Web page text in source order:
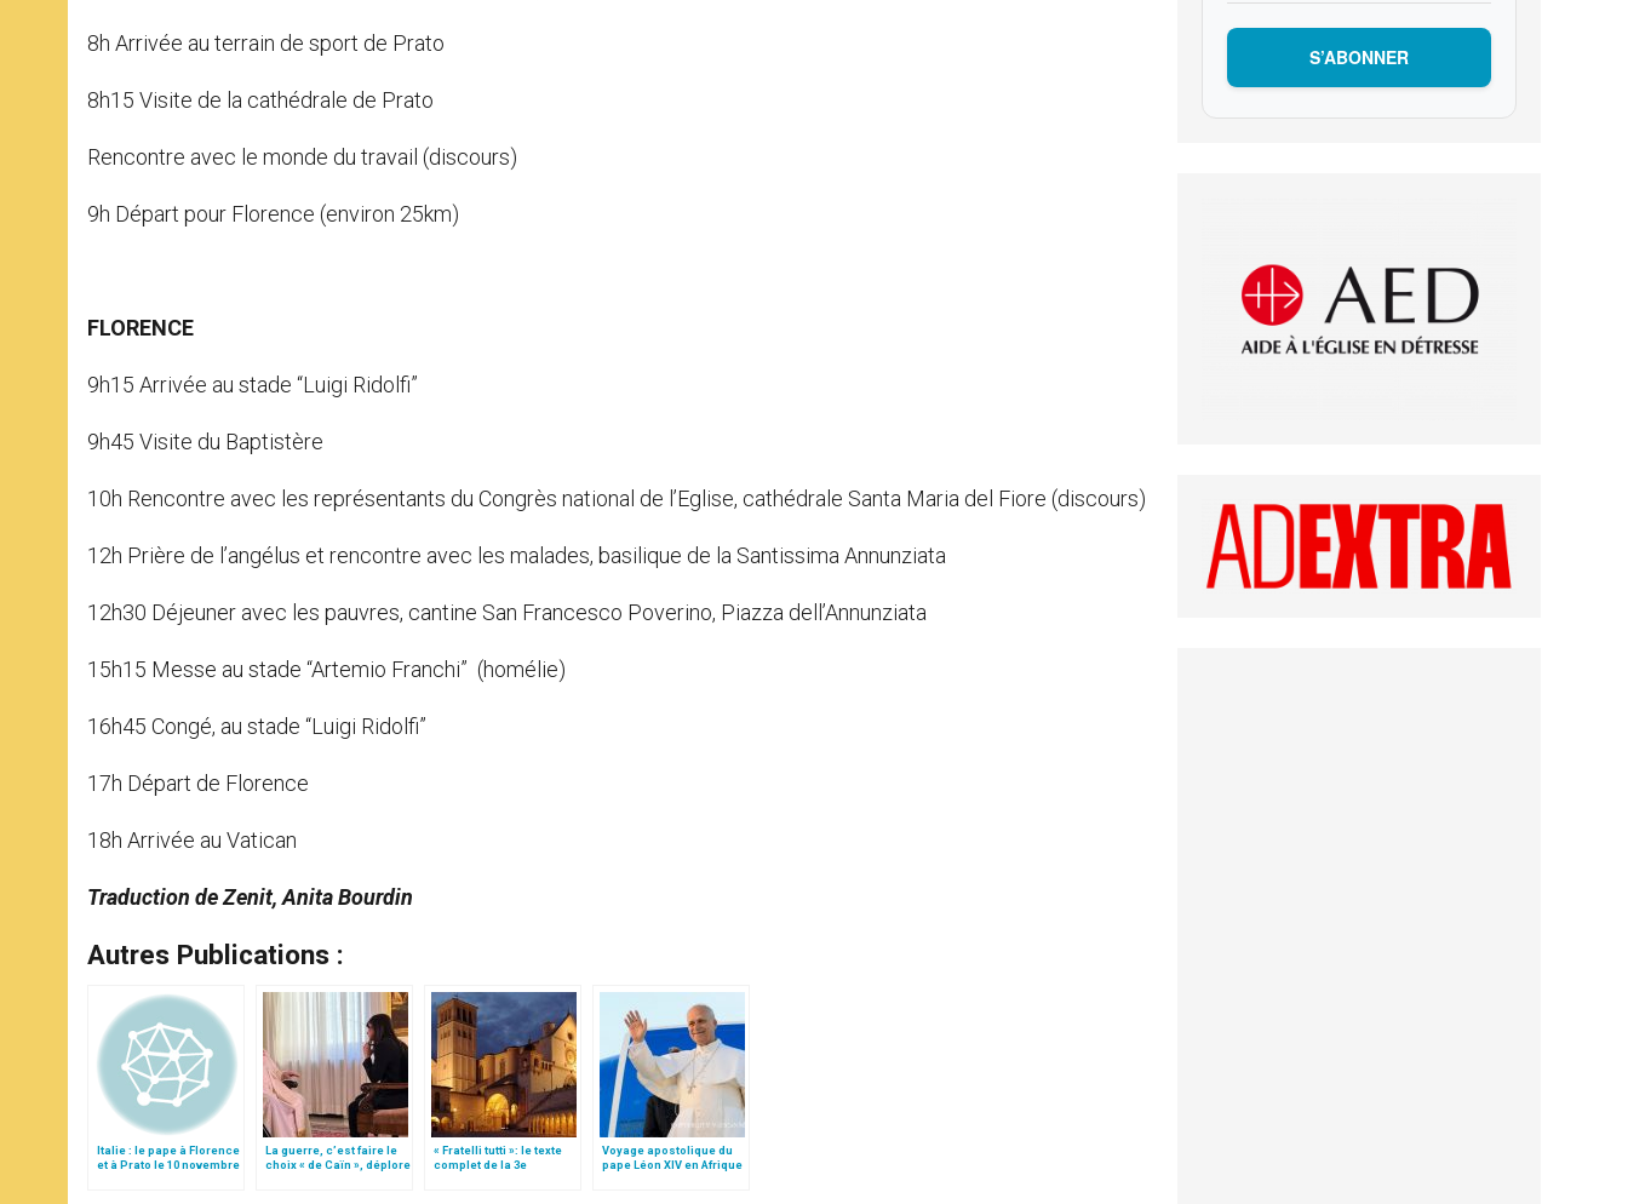
8h Arrivée au terrain de sport de Prato
8h15 Visite de la cathédrale de Prato
Rencontre avec le monde du travail (discours)
9h Départ pour Florence (environ 25km)
FLORENCE
9h15 Arrivée au stade “Luigi Ridolfi”
9h45 Visite du Baptistère
10h Rencontre avec les représentants du Congrès national de l’Eglise, cathédrale Santa Maria del Fiore (discours)
12h Prière de l’angélus et rencontre avec les malades, basilique de la Santissima Annunziata
12h30 Déjeuner avec les pauvres, cantine San Francesco Poverino, Piazza dell’Annunziata
15h15 Messe au stade “Artemio Franchi” (homélie)
16h45 Congé, au stade “Luigi Ridolfi”
17h Départ de Florence
18h Arrivée au Vatican
Traduction de Zenit, Anita Bourdin
Autres Publications :
Italie : le pape à Florence
et à Prato le 10 novembre
La guerre, c’est faire le
choix « de Caïn », déplore
« Fratelli tutti »: le texte
complet de la 3e
Voyage apostolique du
pape Léon XIV en Afrique
S’ABONNER